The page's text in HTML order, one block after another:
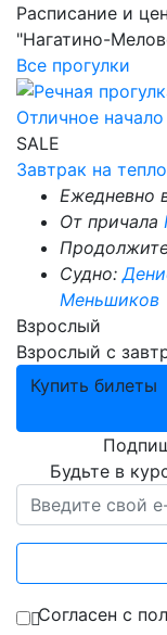
Расписание и
"Нагатино-
Все прогулки
SALE
Завтрак на
Ежедневно
От причала
Судно:
Меньшиков
Взрослый
Взрослый с
Купить билеты
Будьте в
Согласен с